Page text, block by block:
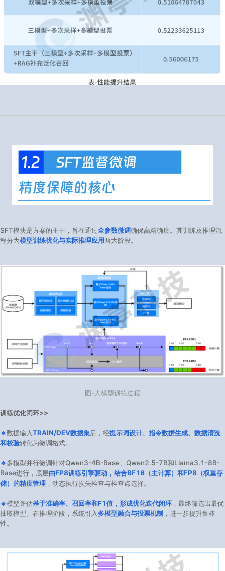
SFT模块是方案的主干，旨在通过全参数微调确保高精确度。其训练及推理流
程分为模型训练优化与实际推理应用两大阶段。
图-大模型训练过程
训练优化闭环>>
🔹数据输入TRAIN/DEV数据集后，经提示词设计、指令数据生成、数据清洗
和校验转化为微调格式。
🔹多模型并行微调针对Qwen3-4B-Base、Qwen2.5-7B和Llama3.1-8B-
Base进行，底层由FP8训练引擎驱动，结合BF16（主计算）和FP8（权重存
储）的精度管理 ，动态执行损失检查与检查点选择。
🔹模型评估基于准确率、召回率和F1值，形成优化迭代闭环 ，最终筛选出最优
抽取模型。在推理阶段，系统引入 多模型融合与投票机制 ，进一步提升鲁棒
性。